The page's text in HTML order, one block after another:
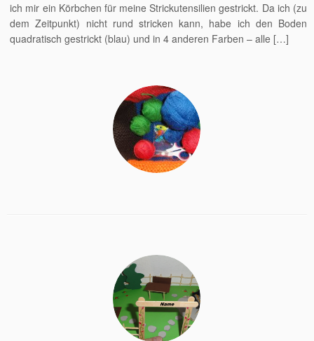
ich mir ein Körbchen für meine Strickutensilien gestrickt. Da ich (zu
dem Zeitpunkt) nicht rund stricken kann, habe ich den Boden
quadratisch gestrickt (blau) und in 4 anderen Farben – alle […]